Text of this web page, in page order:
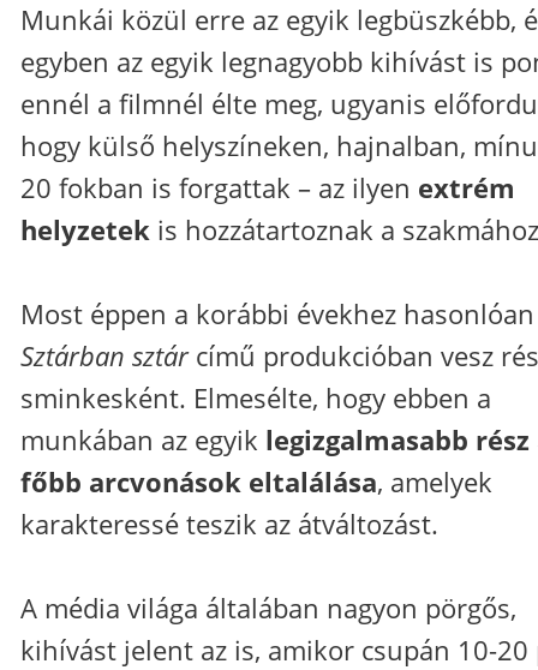
Munkái közül erre az egyik legbüszkébb,
egyben az egyik legnagyobb kihívást is
ennél a filmnél élte meg, ugyanis
hogy külső helyszíneken, hajnalban,
20 fokban is forgattak – az ilyen extrém
helyzetek is hozzátartoznak a
Most éppen a korábbi évekhez
Sztárban sztárcímű produkcióban vesz
sminkesként. Elmesélte, hogy ebben a
munkában az egyik legizgalmasabb rész
főbb arcvonások eltalálása, amelyek
karakteressé teszik az átváltozást.
A média világa általában nagyon pörgős,
kihívást jelent az is, amikor csupán 10-20